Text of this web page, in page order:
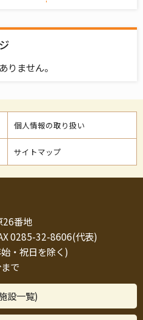
りません。
個人情報の取り扱い
サイトマップ
26番地
0285-32-8606(代表)
・祝日を除く)
で
設一覧)